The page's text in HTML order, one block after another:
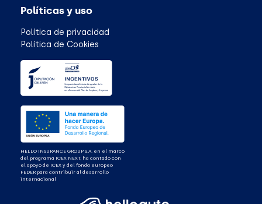
HELLO INSURANCE GROUP S.A. en el marco
del programa ICEX NEXT, ha contado con
el apoyo de ICEX y del fondo europeo
FEDER para contribuir al desarrollo
internacional
Políticas y uso
Política de privacidad
Política de Cookies